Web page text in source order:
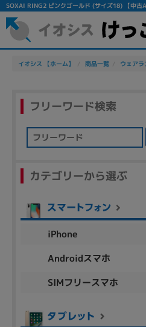
SOXAI RING2 ピンクゴールド (サイズ18) 【中古
イオシス 【ホーム】 商品一覧 ウェア
フリーワード検索
カテゴリーから選ぶ
iPhone
Androidスマホ
SIMフリースマホ
除外ワード
人気の検索ワード：Let's note EliteBook
商品シリーズ名・ブランド名の絞り込み。
aspire Inspiron